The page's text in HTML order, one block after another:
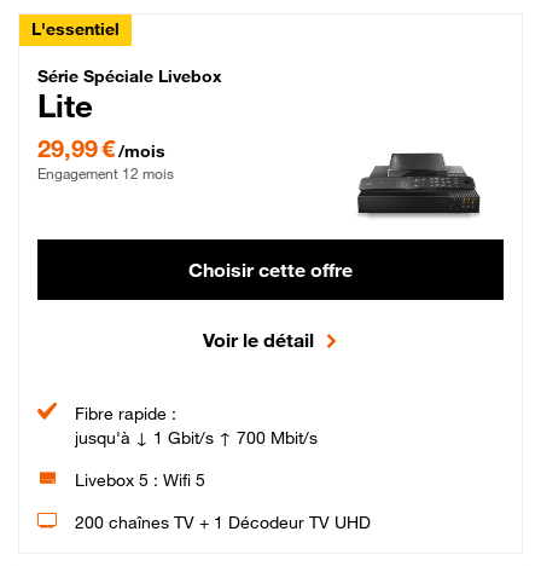
L'essentiel
Série Spéciale Livebox Lite Fibre
Série Spéciale Livebox
Lite
29,99 €/mois
Engagement 12 mois
Choisir cette offre
Voir le détail
Fibre rapide :
jusqu'à ↓ 1 Gbit/s ↑ 700 Mbit/s
Livebox 5 : Wifi 5
200 chaînes TV + 1 Décodeur TV UHD